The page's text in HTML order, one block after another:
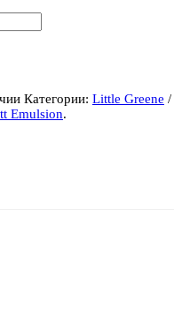
Категории: Little Greene /
Emulsion.